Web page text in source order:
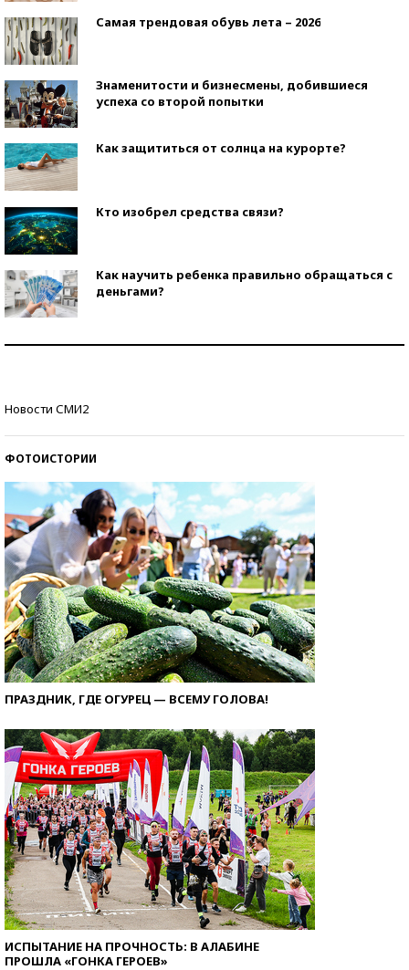
Самая трендовая обувь лета – 2026
Знаменитости и бизнесмены, добившиеся
успеха со второй попытки
Как защититься от солнца на курорте?
Кто изобрел средства связи?
Как научить ребенка правильно обращаться с
деньгами?
Новости СМИ2
ФОТОИСТОРИИ
ПРАЗДНИК, ГДЕ ОГУРЕЦ — ВСЕМУ ГОЛОВА!
ИСПЫТАНИЕ НА ПРОЧНОСТЬ: В АЛАБИНЕ
ПРОШЛА «ГОНКА ГЕРОЕВ»